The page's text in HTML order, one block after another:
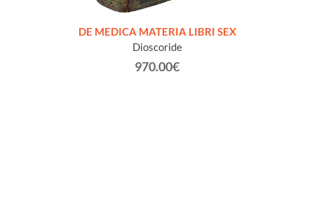
DE MEDICA MATERIA LIBRI SEX
Dioscoride
970.00€